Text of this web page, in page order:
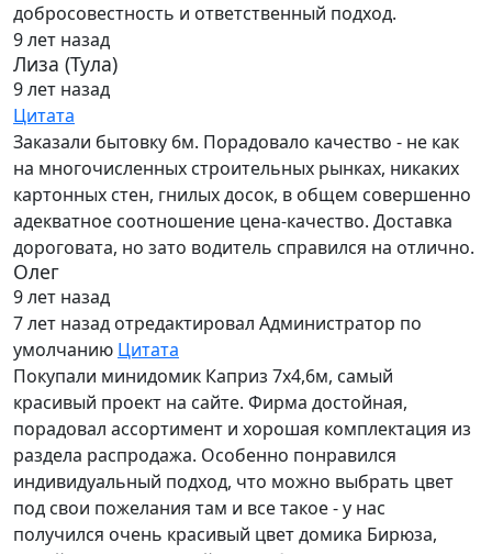
добросовестность и ответственный подход.
9 лет назад
Лиза (Тула)
9 лет назад
Цитата
Заказали бытовку 6м. Порадовало качество - не как
на многочисленных строительных рынках, никаких
картонных стен, гнилых досок, в общем совершенно
адекватное соотношение цена-качество. Доставка
дороговата, но зато водитель справился на отлично.
Олег
9 лет назад
7 лет назад отредактировал Администратор по
умолчанию Цитата
Покупали минидомик Каприз 7х4,6м, самый
красивый проект на сайте. Фирма достойная,
порадовал ассортимент и хорошая комплектация из
раздела распродажа. Особенно понравился
индивидуальный подход, что можно выбрать цвет
под свои пожелания там и все такое - у нас
получился очень красивый цвет домика Бирюза,